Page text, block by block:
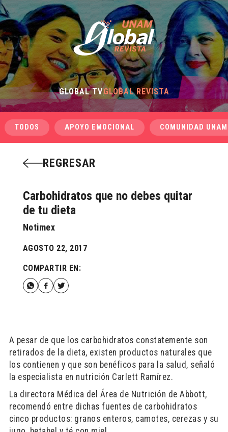
GLOBAL TVGLOBAL REVISTA
TODOS APOYO EMOCIONAL COMUNIDAD UNAM
REGRESAR
Carbohidratos que no debes quitar
de tu dieta
Notimex
AGOSTO 22, 2017
COMPARTIR EN:
A pesar de que los carbohidratos constatemente son
retirados de la dieta, existen productos naturales que
los contienen y que son benéficos para la salud, señaló
la especialista en nutrición Carlett Ramírez.
La directora Médica del Área de Nutrición de Abbott,
recomendó entre dichas fuentes de carbohidratos
cinco productos: granos enteros, camotes, cerezas y su